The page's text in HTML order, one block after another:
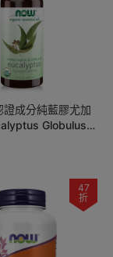
成分純藍膠尤加
Globulus
47
折